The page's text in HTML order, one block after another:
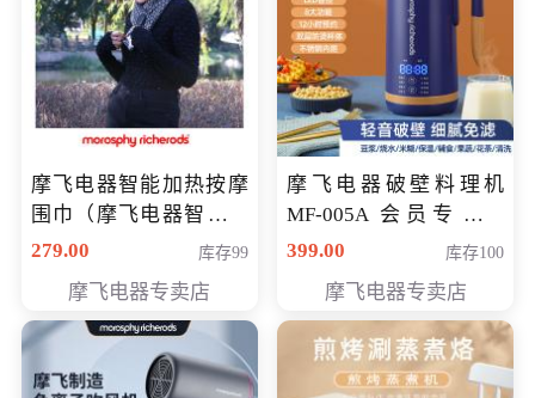
摩飞电器智能加热按摩
围巾（摩飞电器智能加
热按摩围脖） 会员专享
279.00 库存99
摩飞电器专卖店
摩飞电器破壁料理机
MF-005A 会员专享价
198元
399.00 库存100
摩飞电器专卖店